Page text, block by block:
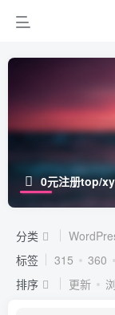
0元注册top/
分类
标签
315 360
排序
更新